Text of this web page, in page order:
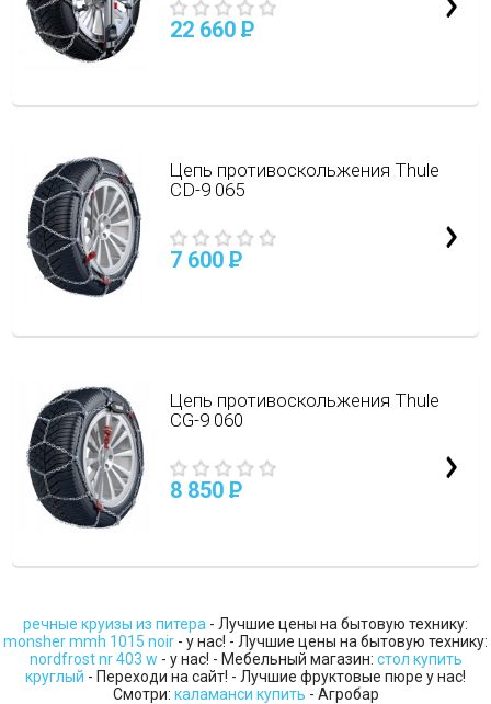
22 660 P
Цепь противоскольжения Thule
CD-9 065
7 600 P
Цепь противоскольжения Thule
CG-9 060
8 850 P
речные круизы из питера - Лучшие цены на бытовую технику:
monsher mmh 1015 noir - у нас! - Лучшие цены на бытовую технику:
nordfrost nr 403 w - у нас! - Мебельный магазин: стол купить
круглый - Переходи на сайт! - Лучшие фруктовые пюре у нас!
Смотри: каламанси купить - Агробар